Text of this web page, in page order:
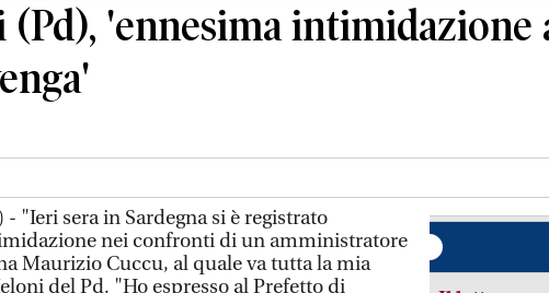
(Pd), 'ennesima intimidazione
"Ieri sera in Sardegna si è registrato
nei confronti di un amministratore
Maurizio Cuccu, al quale va tutta la mia
del Pd. "Ho espresso al Prefetto di